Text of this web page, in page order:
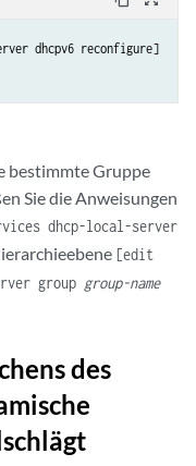
dhcpv6 reconfigure]
bestimmte Gruppe
Sie die Anweisungen
dhcp-local-server
[edit
group group-name
des